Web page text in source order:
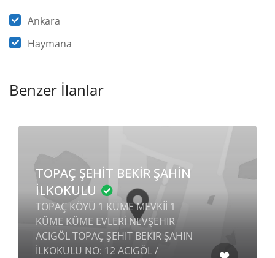
Ankara
Haymana
Benzer İlanlar
TOPAÇ ŞEHİT BEKİR ŞAHİN
İLKOKULU
TOPAÇ KÖYÜ 1 KÜME MEVKİİ 1
KÜME KÜME EVLERİ NEVŞEHIR
ACIGÖL TOPAÇ ŞEHIT BEKIR ŞAHIN
İLKOKULU NO: 12 ACIGÖL /